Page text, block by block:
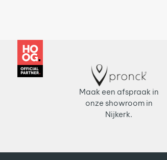
Maak een afspraak in
onze showroom in
Nijkerk.